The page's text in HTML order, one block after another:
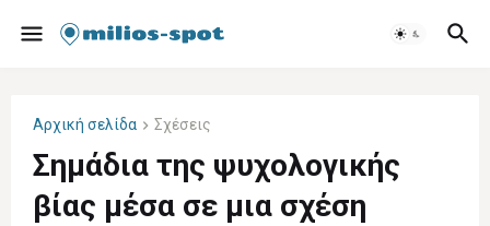
Αρχική σελίδα Σχέσεις
Σημάδια της ψυχολογικής
βίας μέσα σε μια σχέση